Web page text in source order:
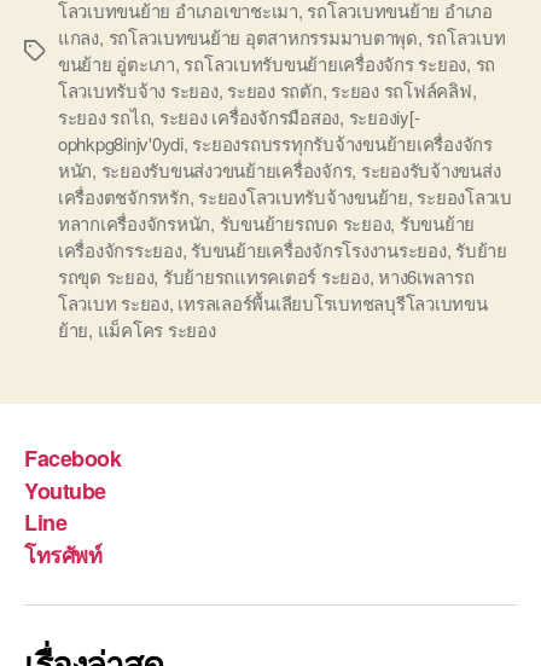
Tags
โลวเบทขนย้าย อำเภอเขาชะเมา, รถโลวเบทขนย้าย อำเภอ
แกลง, รถโลวเบทขนย้าย อุตสาหกรรมมาบตาพุด, รถโลวเบท
ขนย้าย อู่ตะเภา, รถโลวเบทรับขนย้ายเครื่องจักร ระยอง, รถ
โลวเบทรับจ้าง ระยอง, ระยอง รถตัก, ระยอง รถโฟล์คลิฟ,
ระยอง รถไถ, ระยอง เครื่องจักรมือสอง, ระยองiy[-
ophkpg8injv'0ydi, ระยองรถบรรทุกรับจ้างขนย้ายเครื่องจักร
หนัก, ระยองรับขนส่งวขนย้ายเครื่องจักร, ระยองรับจ้างขนส่ง
เครื่องตชจักรหรัก, ระยองโลวเบทรับจ้างขนย้าย, ระยองโลวเบ
ทลากเครื่องจักรหนัก, รับขนย้ายรถบด ระยอง, รับขนย้าย
เครื่องจักรระยอง, รับขนย้ายเครื่องจักรโรงงานระยอง, รับย้าย
รถขุด ระยอง, รับย้ายรถแทรคเตอร์ ระยอง,หาง6เพลารถ
โลวเบท ระยอง, เทรลเลอร์พื้นเลียบโรเบทชลบุรีโลวเบทขน
ย้าย, แม็คโคร ระยอง
Facebook
Youtube
Line
โทรศัพท์